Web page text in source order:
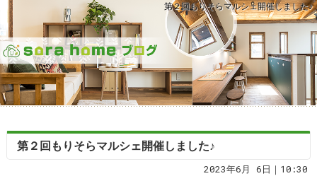
第２回もりそらマルシェ開催しました♪
第２回もりそらマルシェ開催しました♪
2023年6月 6日｜10:30